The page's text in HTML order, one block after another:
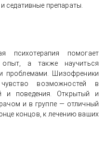
седативные препараты.
психотерапия помогает
а также научиться
проблемами. Шизофреники
возможностей в
и поведения. Открытый и
и в группе — отличный
концов, к лечению ваших